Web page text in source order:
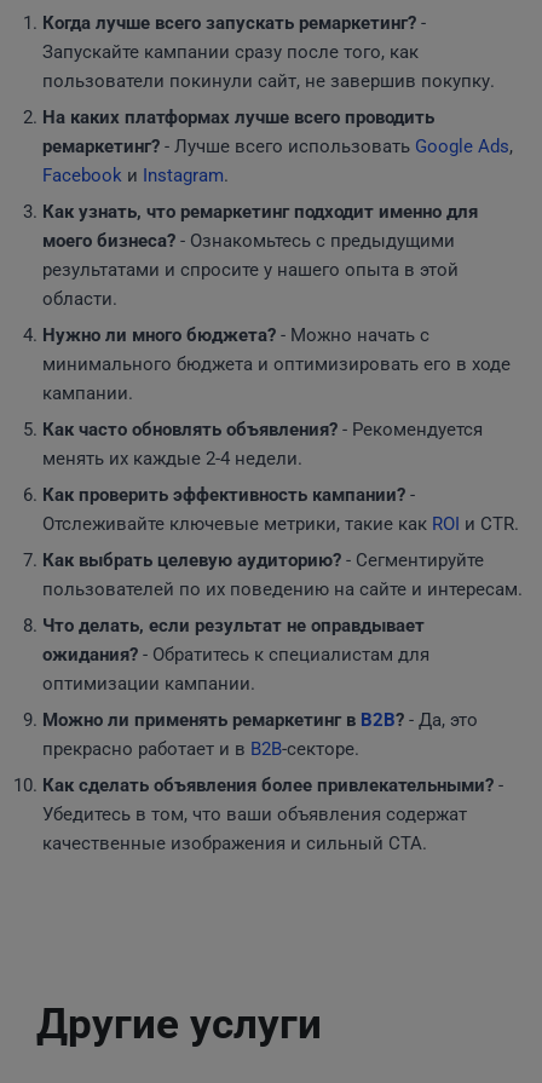
Когда лучше всего запускать ремаркетинг? -
Запускайте кампании сразу после того, как
пользователи покинули сайт, не завершив покупку.
На каких платформах лучше всего проводить
ремаркетинг? - Лучше всего использовать Google Ads,
Facebook и Instagram.
Как узнать, что ремаркетинг подходит именно для
моего бизнеса? - Ознакомьтесь с предыдущими
результатами и спросите у нашего опыта в этой
области.
Нужно ли много бюджета? - Можно начать с
минимального бюджета и оптимизировать его в ходе
кампании.
Как часто обновлять объявления? - Рекомендуется
менять их каждые 2-4 недели.
Как проверить эффективность кампании? -
Отслеживайте ключевые метрики, такие как ROI и CTR.
Как выбрать целевую аудиторию? - Сегментируйте
пользователей по их поведению на сайте и интересам.
Что делать, если результат не оправдывает
ожидания? - Обратитесь к специалистам для
оптимизации кампании.
Можно ли применять ремаркетинг в B2B? - Да, это
прекрасно работает и в B2B-секторе.
Как сделать объявления более привлекательными? -
Убедитесь в том, что ваши объявления содержат
качественные изображения и сильный CTA.
Другие услуги